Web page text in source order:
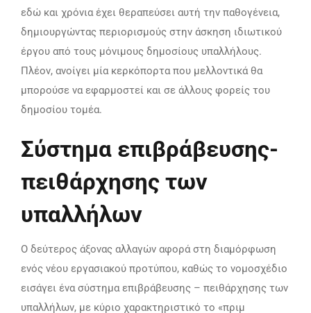
εδώ και χρόνια έχει θεραπεύσει αυτή την παθογένεια,
δημιουργώντας περιορισμούς στην άσκηση ιδιωτικού
έργου από τους μόνιμους δημοσίους υπαλλήλους.
Πλέον, ανοίγει μία κερκόπορτα που μελλοντικά θα
μπορούσε να εφαρμοστεί και σε άλλους φορείς του
δημοσίου τομέα.
Σύστημα επιβράβευσης-
πειθάρχησης των
υπαλλήλων
Ο δεύτερος άξονας αλλαγών αφορά στη διαμόρφωση
ενός νέου εργασιακού προτύπου, καθώς το νομοσχέδιο
εισάγει ένα σύστημα επιβράβευσης – πειθάρχησης των
υπαλλήλων, με κύριο χαρακτηριστικό το «πριμ